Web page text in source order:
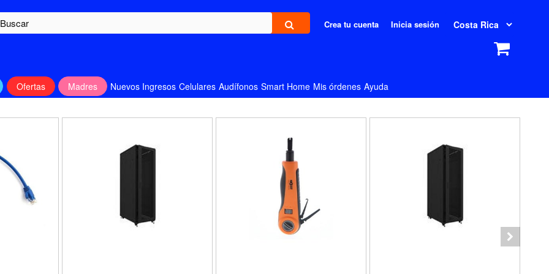
Crea tu cuenta Inicia sesión
Ofertas Madres Nuevos Ingresos Celulares Audífonos Smart Home Mis órdenes Ayuda